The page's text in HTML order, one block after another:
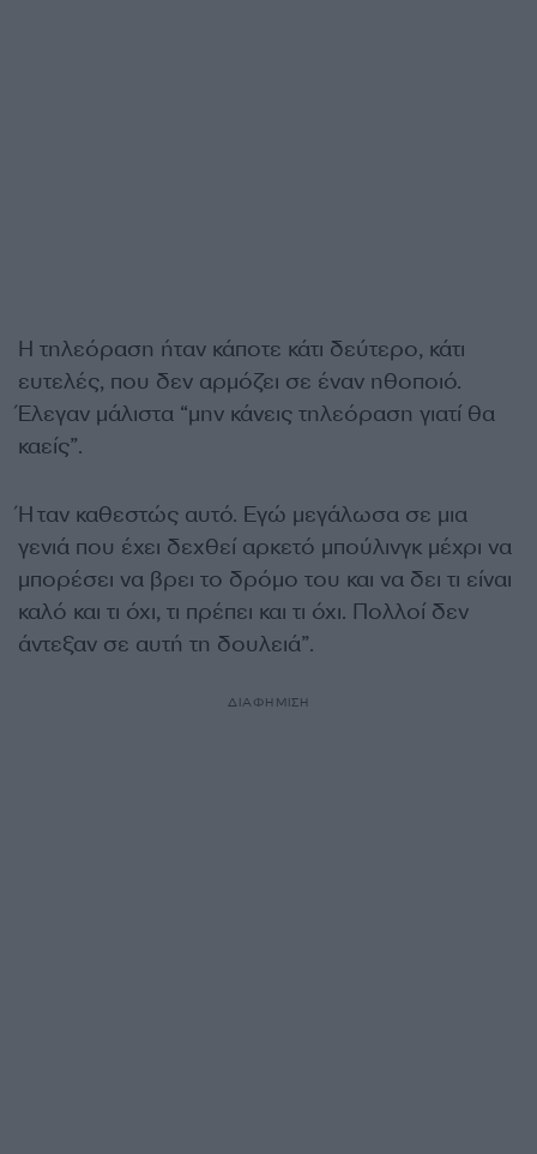
Η τηλεόραση ήταν κάποτε κάτι δεύτερο, κάτι
ευτελές, που δεν αρμόζει σε έναν ηθοποιό.
Έλεγαν μάλιστα “μην κάνεις τηλεόραση γιατί θα
καείς”.
Ήταν καθεστώς αυτό. Εγώ μεγάλωσα σε μια
γενιά που έχει δεχθεί αρκετό μπούλινγκ μέχρι να
μπορέσει να βρει το δρόμο του και να δει τι είναι
καλό και τι όχι, τι πρέπει και τι όχι. Πολλοί δεν
άντεξαν σε αυτή τη δουλειά”.
ΔΙΑΦΗΜΙΣΗ